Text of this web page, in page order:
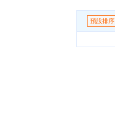
預設排序